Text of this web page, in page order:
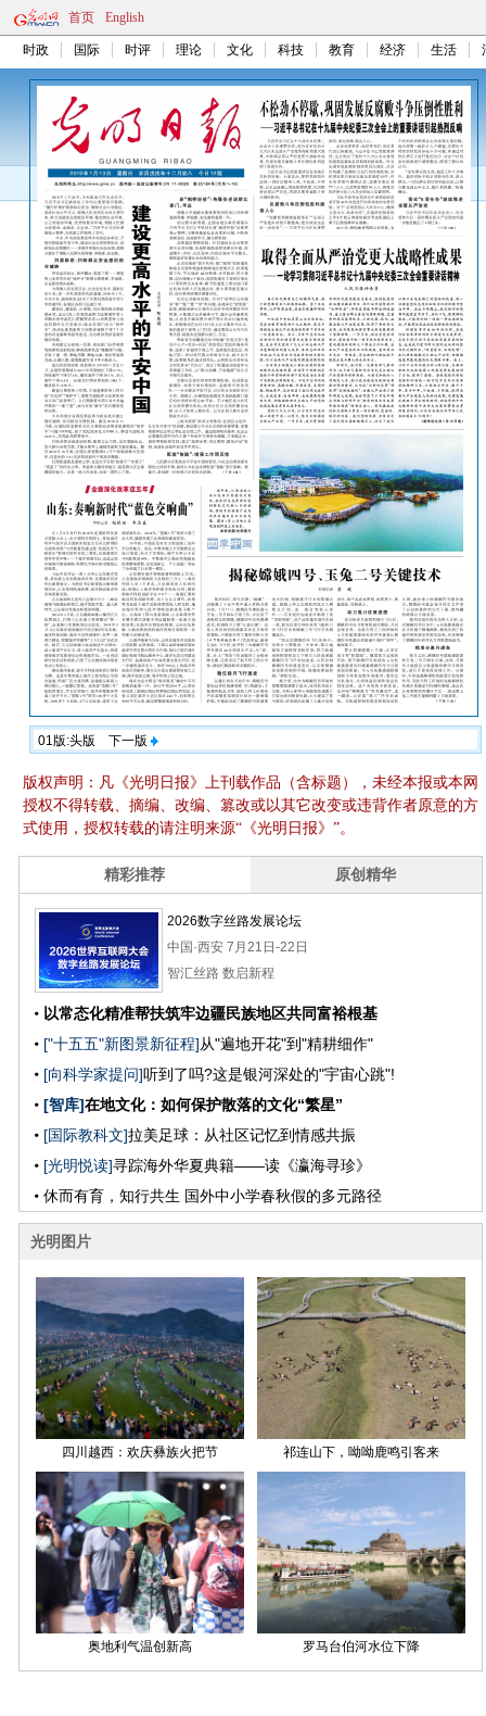
首页 English
时政 国际 时评 理论 文化 科技 教育 经济 生活
01版:头版 下一版
版权声明：凡《光明日报》上刊载作品（含标题），未经本报或本网
授权不得转载、摘编、改编、篡改或以其它改变或违背作者原意的方
式使用，授权转载的请注明来源“《光明日报》”。